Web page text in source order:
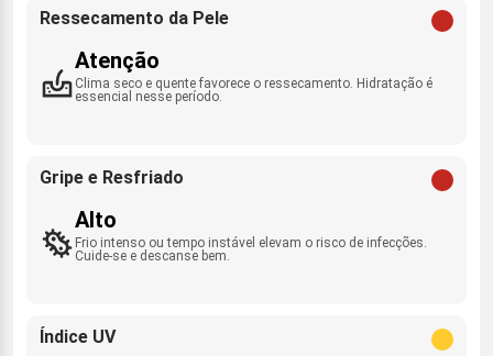
Ressecamento da Pele
Atenção
Clima seco e quente favorece o ressecamento. Hidratação é
essencial nesse período.
Gripe e Resfriado
Alto
Frio intenso ou tempo instável elevam o risco de infecções.
Cuide-se e descanse bem.
Índice UV